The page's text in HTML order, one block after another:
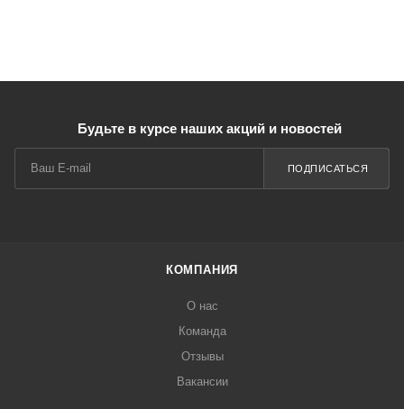
Будьте в курсе наших акций и новостей
ПОДПИСАТЬСЯ
КОМПАНИЯ
О нас
Команда
Отзывы
Вакансии